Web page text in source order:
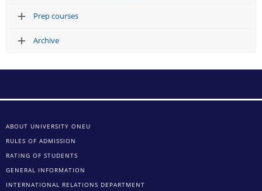
Prep courses
Archive
ABOUT UNIVERSITY ONEU
RULES OF ADMISSION
RATING OF STUDENTS
GENERAL INFORMATION
INTERNATIONAL RELATIONS DEPARTMENT